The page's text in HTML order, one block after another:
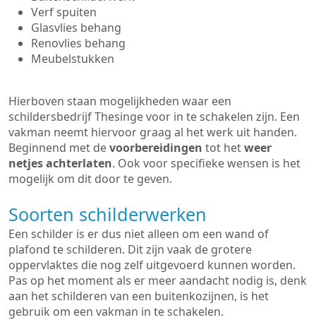
Verf spuiten
Glasvlies behang
Renovlies behang
Meubelstukken
Hierboven staan mogelijkheden waar een
schildersbedrijf Thesinge voor in te schakelen zijn. Een
vakman neemt hiervoor graag al het werk uit handen.
Beginnend met devoorbereidingen tot hetweer
netjes achterlaten. Ook voor specifieke wensen is het
mogelijk om dit door te geven.
Soorten schilderwerken
Een schilder is er dus niet alleen om een wand of
plafond te schilderen. Dit zijn vaak de grotere
oppervlaktes die nog zelf uitgevoerd kunnen worden.
Pas op het moment als er meer aandacht nodig is, denk
aan het schilderen van een buitenkozijnen, is het
gebruik om een vakman in te schakelen.